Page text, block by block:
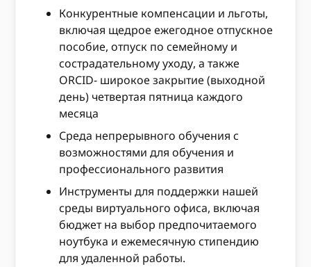
Конкурентные компенсации и льготы,
включая щедрое ежегодное отпускное
пособие, отпуск по семейному и
сострадательному уходу, а также
ORCID- широкое закрытие (выходной
день) четвертая пятница каждого
месяца
Среда непрерывного обучения с
возможностями для обучения и
профессионального развития
Инструменты для поддержки нашей
среды виртуального офиса, включая
бюджет на выбор предпочитаемого
ноутбука и ежемесячную стипендию
для удаленной работы.